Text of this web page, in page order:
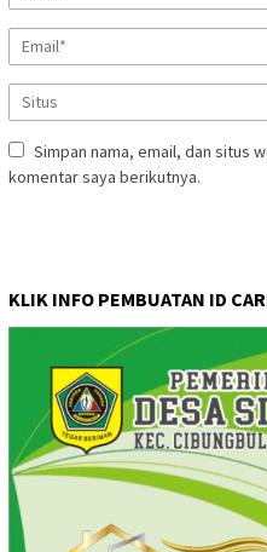
Simpan nama, email, dan situs
komentar saya berikutnya.
KLIK INFO PEMBUATAN ID